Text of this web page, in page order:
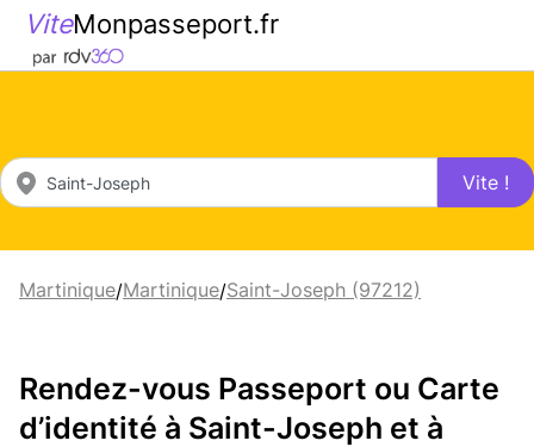
ViteMonpasseport.fr
Vite !
Martinique/Martinique/Saint-Joseph (97212)
Rendez-vous Passeport ou Carte
d’identité à Saint-Joseph et à